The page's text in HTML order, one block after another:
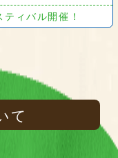
ィバル開催！
て